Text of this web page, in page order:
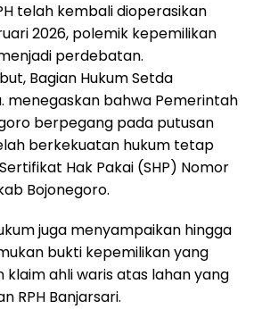
telah kembali dioperasikan
2026, polemik kepemilikan
perdebatan.
Bagian Hukum Setda
menegaskan bahwa Pemerintah
berpegang pada putusan
berkekuatan hukum tetap
Hak Pakai (SHP) Nomor
Bojonegoro.
juga menyampaikan hingga
bukti kepemilikan yang
ahli waris atas lahan yang
RPH Banjarsari.